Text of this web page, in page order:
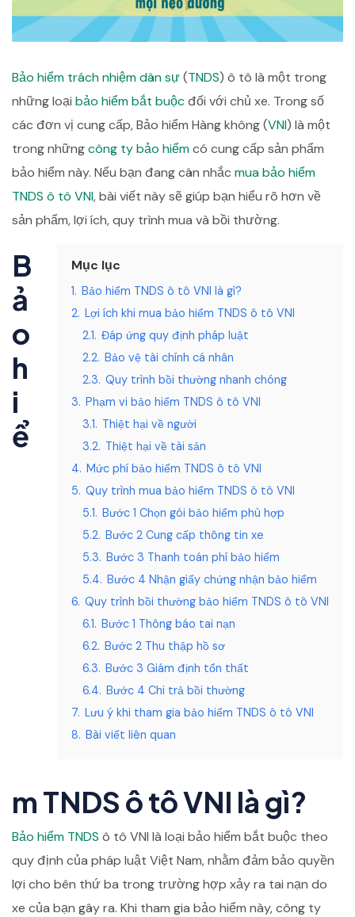
Bảo hiểm trách nhiệm dân sự(TNDS) ô tô là một trong
những loại bảo hiểm bắt buộcđối với chủ xe. Trong số
các đơn vị cung cấp, Bảo hiểm Hàng không (VNI) là một
trong nhữngcông ty bảo hiểmcó cung cấp sản phẩm
bảo hiểm này. Nếu bạn đang cân nhắc mua bảo hiểm
TNDS ô tô VNI, bài viết này sẽ giúp bạn hiểu rõ hơn về
sản phẩm, lợi ích, quy trình mua và bồi thường.
Mục lục
1. Bảo hiểm TNDS ô tô VNI là gì?
2. Lợi ích khi mua bảo hiểm TNDS ô tô VNI
2.1. Đáp ứng quy định pháp luật
2.2. Bảo vệ tài chính cá nhân
2.3. Quy trình bồi thường nhanh chóng
3. Phạm vi bảo hiểm TNDS ô tô VNI
3.1. Thiệt hại về người
3.2. Thiệt hại về tài sản
4. Mức phí bảo hiểm TNDS ô tô VNI
5. Quy trình mua bảo hiểm TNDS ô tô VNI
5.1. Bước 1 Chọn gói bảo hiểm phù hợp
5.2. Bước 2 Cung cấp thông tin xe
5.3. Bước 3 Thanh toán phí bảo hiểm
5.4. Bước 4 Nhận giấy chứng nhận bảo hiểm
6. Quy trình bồi thường bảo hiểm TNDS ô tô VNI
6.1. Bước 1 Thông báo tai nạn
6.2. Bước 2 Thu thập hồ sơ
6.3. Bước 3 Giám định tổn thất
6.4. Bước 4 Chi trả bồi thường
7. Lưu ý khi tham gia bảo hiểm TNDS ô tô VNI
8. Bài viết liên quan
B
ả
o
h
i
ể
m TNDS ô tô VNI là gì?
Bảo hiểm TNDS ô tô VNI là loại bảo hiểm bắt buộc theo
quy định của pháp luật Việt Nam, nhằm đảm bảo quyền
lợi cho bên thứ ba trong trường hợp xảy ra tai nạn do
xe của bạn gây ra. Khi tham gia bảo hiểm này, công ty